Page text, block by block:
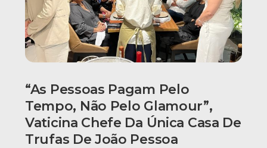
“As Pessoas Pagam Pelo
Tempo, Não Pelo Glamour”,
Vaticina Chefe Da Única Casa De
Trufas De João Pessoa